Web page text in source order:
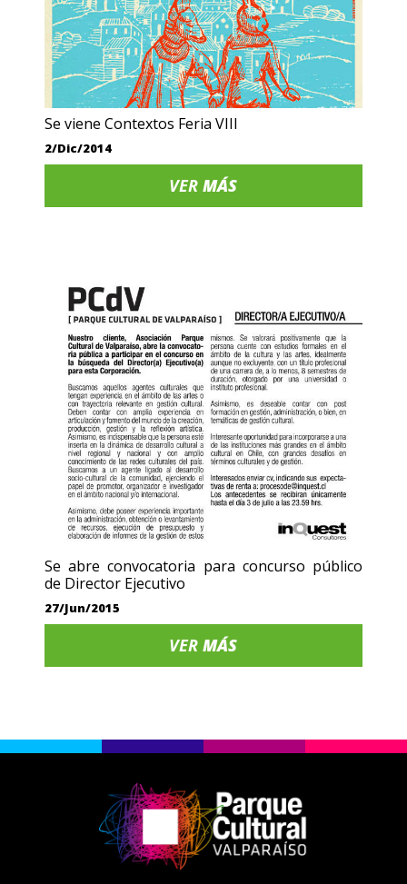
Se viene Contextos Feria VIII
2/Dic/2014
VERMÁS
Se abre convocatoria para concurso público
de Director Ejecutivo
27/Jun/2015
VERMÁS